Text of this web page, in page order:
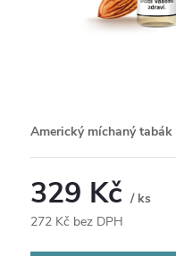
Americký míchaný tabák
329 Kč/ ks
272 Kč bez DPH